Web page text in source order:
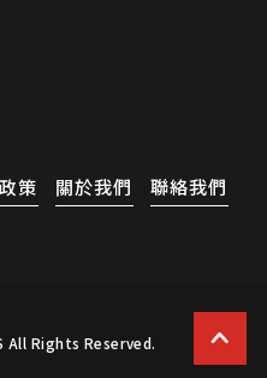
策 關於我們 聯絡我們
All Rights Reserved.